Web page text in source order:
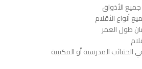
الأذواق
أنواع الأقلام
طول العمر
المدرسية أو المكتبية